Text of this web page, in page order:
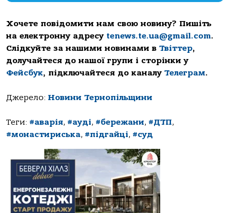
Хочете повідомити нам свою новину? Пишіть
на електронну адресу tenews.te.ua@gmail.com.
Слідкуйте за нашими новинами в Твіттер,
долучайтеся до нашої групи і сторінки у
Фейсбук, підключайтеся до каналу Телеграм.
Джерело: Новини Тернопільщини
Теги: #аварія, #ауді, #бережани, #ДТП,
#монастириська, #підгайці, #суд